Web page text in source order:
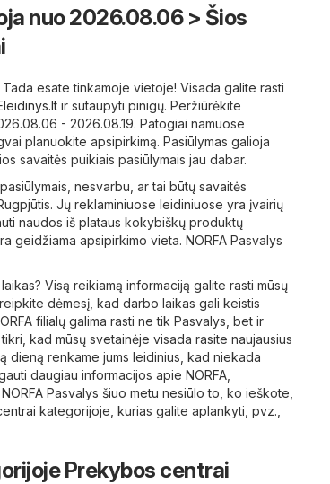
nuo 2026.08.06 > Šios
esate tinkamoje vietoje! Visada galite rasti
ir sutaupyti pinigų. Peržiūrėkite
- 2026.08.19. Patogiai namuose
planuokite apsipirkimą. Pasiūlymas galioja
savaitės puikiais pasiūlymais jau dabar.
nesvarbu, ar tai būtų savaitės
Jų reklaminiuose leidiniuose yra įvairių
naudos iš plataus kokybiškų produktų
geidžiama apsipirkimo vieta. NORFA Pasvalys
Visą reikiamą informaciją galite rasti mūsų
dėmesį, kad darbo laikas gali keistis
filialų galima rasti ne tik Pasvalys, bet ir
kad mūsų svetainėje visada rasite naujausius
dieną renkame jums leidinius, kad niekada
daugiau informacijos apie NORFA,
Pasvalys šiuo metu nesiūlo to, ko ieškote,
kategorijoje, kurias galite aplankyti, pvz.,
Prekybos centrai